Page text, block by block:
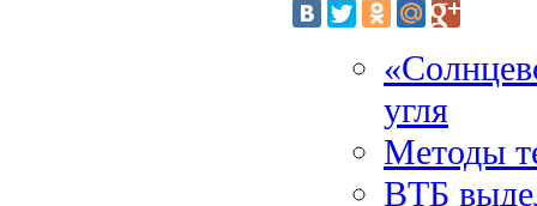
угля
Методы
ВТБ